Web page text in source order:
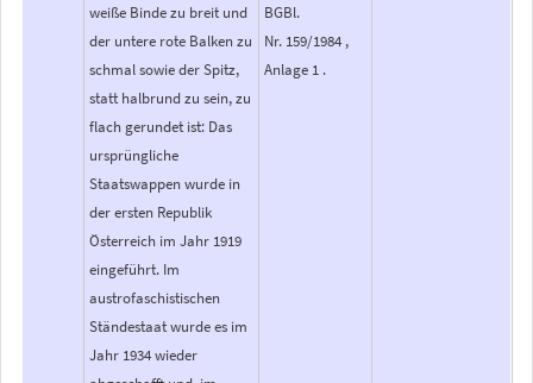
weiße Binde zu breit und
der untere rote Balken zu
schmal sowie der Spitz,
statt halbrund zu sein, zu
flach gerundet ist: Das
ursprüngliche
Staatswappen wurde in
der ersten Republik
Österreich im Jahr 1919
eingeführt. Im
austrofaschistischen
Ständestaat wurde es im
Jahr 1934 wieder
BGBl.
Nr. 159/1984 ,
Anlage 1 .